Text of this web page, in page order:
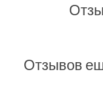
Отзывов